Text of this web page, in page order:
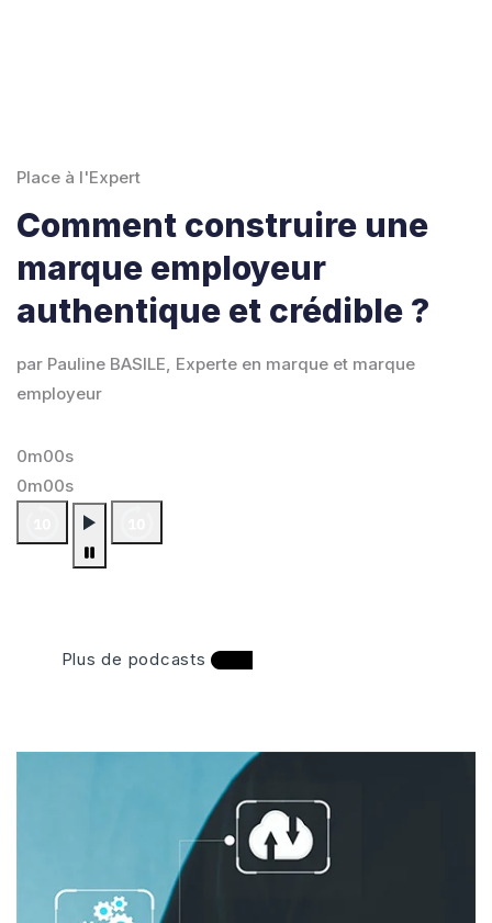
Place à l'Expert
Comment construire une
marque employeur
authentique et crédible ?
par Pauline BASILE, Experte en marque et marque
employeur
0m00s
0m00s
Plus de podcasts